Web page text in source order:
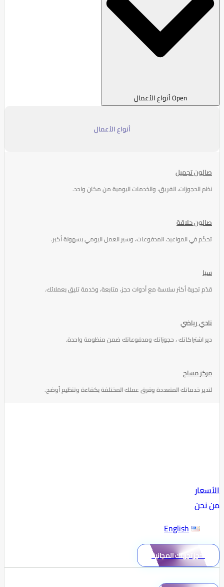
Open أنواع الأعمال
أنواع الأعمال
صالون تجميل
نظم الحجوزات، الفريق، والخدمات اليومية من مكان واحد.
صالون حلاقة
تحكّم في المواعيد، المدفوعات، وسير العمل اليومي بسهولة أكبر.
سبا
قدّم تجربة أكثر سلاسة مع أدوات حجز، متابعة، وخدمة تليق بعملائك.
نادي رياضي
دير اشتراكاتك ، حجوزاتك ومدفوعاتك ضمن منظومة واحدة.
مركز مساج
لتدير خدماتك المتعددة وفرق عملك المختلفة بكفاءة وتنظيم أوضح.
الأسعار
من نحن
English
احجز تجربتك المجانية